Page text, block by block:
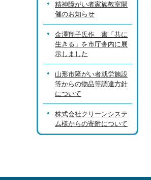
精神障がい者家族教室開
催のお知らせ
金澤翔子氏作 書「共に
生きる」を市庁舎内に展
示しました
山形市障がい者就労施設
等からの物品等調達方針
について
株式会社クリーンシステ
ム様からの寄附について